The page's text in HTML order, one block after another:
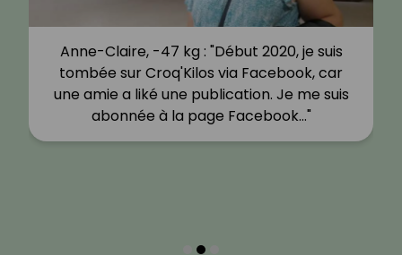
Anne-Claire, -47 kg : "Début 2020, je suis
tombée sur Croq'Kilos via Facebook, car
une amie a liké une publication. Je me suis
abonnée à la page Facebook…"